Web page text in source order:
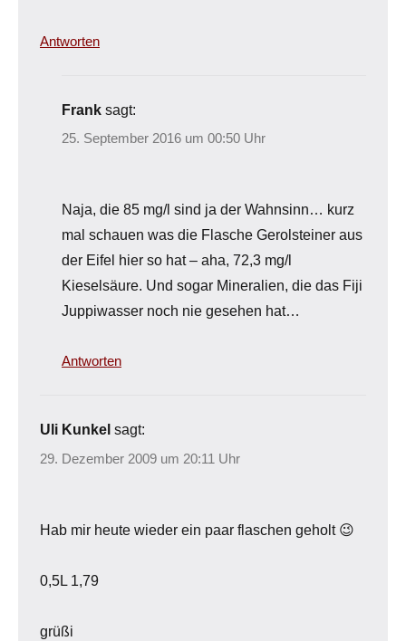
Antworten
Frank sagt:
25. September 2016 um 00:50 Uhr
Naja, die 85 mg/l sind ja der Wahnsinn… kurz
mal schauen was die Flasche Gerolsteiner aus
der Eifel hier so hat – aha, 72,3 mg/l
Kieselsäure. Und sogar Mineralien, die das Fiji
Juppiwasser noch nie gesehen hat…
Antworten
Uli Kunkel sagt:
29. Dezember 2009 um 20:11 Uhr
Hab mir heute wieder ein paar flaschen geholt 😉
0,5L 1,79
grüßi